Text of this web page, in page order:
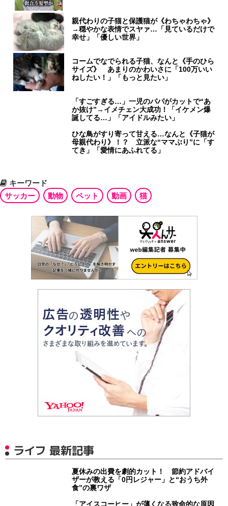
親代わりの子猫と保護猫が《わちゃわちゃ》
→穏やかな表情でスヤァ…「見ているだけで
幸せ」「優しい世界」
コームでなでられる子猫、なんと《手のひら
サイズ》 あまりのかわいさに「100万いい
ねしたい！」「もっと見たい」
「すごすぎる…」一児のパパがカットで“あ
か抜け”→イメチェン大成功！「イケメン爆
誕してる…」「アイドルみたい」
ひな鳥がすり寄って甘える…なんと《子猫が
母親代わり》！？ 立派な“ママぶり”に「す
てき」「愛情にあふれてる」
キーワード
サッカー
動物 ペット 動画 猫
ライフ 最新記事
夏休みの出費を劇的カット！ 節約アドバイ
ザーが教える「0円レジャー」と“おうち外
食”の裏ワザ
「アイスコーヒー」が薄くなる致命的な原因